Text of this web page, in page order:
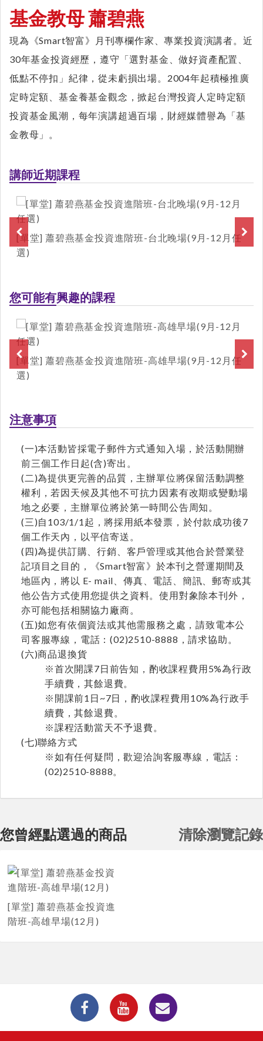
基金教母 蕭碧燕
現為《Smart智富》月刊專欄作家、專業投資演講者。近
30年基金投資經歷，遵守「選對基金、做好資產配置、
低點不停扣」紀律，從未虧損出場。2004年起積極推廣
定時定額、基金養基金觀念，掀起台灣投資人定時定額
投資基金風潮，每年演講超過百場，財經媒體譽為「基
金教母」。
講師近期課程
[單堂] 蕭碧燕基金投資進階班-台北晚場(9月-12月任
選)
您可能有興趣的課程
[單堂] 蕭碧燕基金投資進階班-高雄早場(9月-12月任
選)
注意事項
(一)本活動皆採電子郵件方式通知入場，於活動開辦
前三個工作日起(含)寄出。
(二)為提供更完善的品質，主辦單位將保留活動調整
權利，若因天候及其他不可抗力因素有改期或變動場
地之必要，主辦單位將於第一時間公告周知。
(三)自103/1/1起，將採用紙本發票，於付款成功後7
個工作天內，以平信寄送。
(四)為提供訂購、行銷、客戶管理或其他合於營業登
記項目之目的，《Smart智富》於本刊之營運期間及
地區內，將以 E- mail、傳真、電話、簡訊、郵寄或其
他公告方式使用您提供之資料。使用對象除本刊外，
亦可能包括相關協力廠商。
(五)如您有依個資法或其他需服務之處，請致電本公
司客服專線，電話：(02)2510-8888，請求協助。
(六)商品退換貨
※首次開課7日前告知，酌收課程費用5%為行政
手續費，其餘退費。
※開課前1日~7日，酌收課程費用10%為行政手
續費，其餘退費。
※課程活動當天不予退費。
(七)聯絡方式
※如有任何疑問，歡迎洽詢客服專線，電話：
(02)2510-8888。
您曾經點選過的商品 清除瀏覽記錄
[單堂] 蕭碧燕基金投資進
階班-高雄早場(12月)